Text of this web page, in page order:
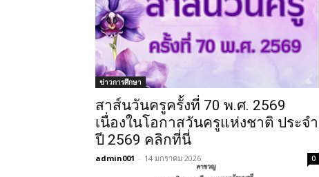
ข่าวการศึกษา
สาส์นวันครูครั้งที่ 70 พ.ศ. 2569
เนื่องในโอกาสวันครูแห่งชาติ ประจำ
ปี 2569 คลิกที่นี่
admin001 - 14 มกราคม 2026 0